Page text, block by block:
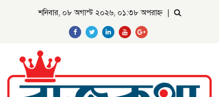
শনিবার, ০৮ অগাস্ট ২০২৬, ০১:৩৮ অপরাহ্ন